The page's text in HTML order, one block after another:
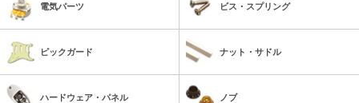
電気パーツ ビス・スプリング
ピックガード ナット・サドル
ハードウェア・パネル ノブ